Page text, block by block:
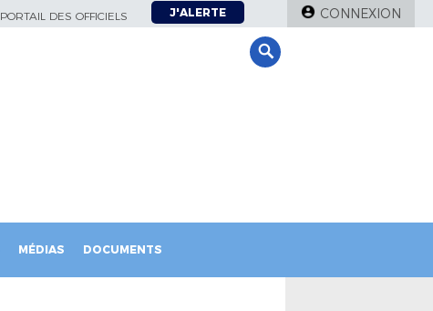
PORTAIL DES OFFICIELS J'ALERTE CONNEXION
MÉDIAS DOCUMENTS